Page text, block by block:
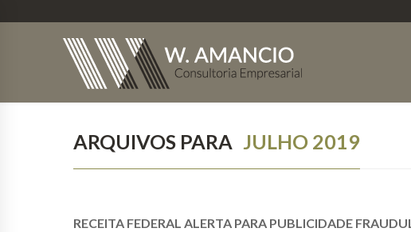
ARQUIVOS PARA JULHO 2019
RECEITA FEDERAL ALERTA PARA PUBLICIDADE